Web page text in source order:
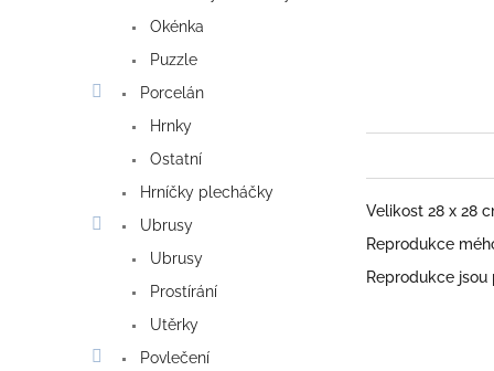
Okénka
Puzzle
Porcelán
Hrnky
Ostatní
Hrníčky plecháčky
Ubrusy
Ubrusy
Prostírání
Utěrky
Povlečení
Velikost 28 x 28
Reprodukce
Reprodukce